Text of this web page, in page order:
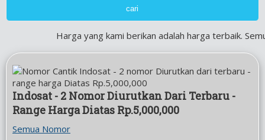
Harga yang kami berikan adalah harga terbaik.
Indosat - 2 Nomor Diurutkan Dari Terbaru -
Range Harga Diatas Rp.5,000,000
Semua Nomor